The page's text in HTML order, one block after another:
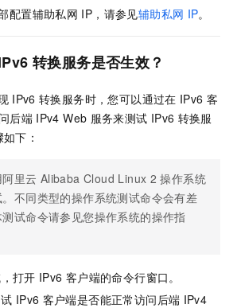
配置辅助私网 IP，请参见辅助私网 IP。
转换服务是否生效？
IPv6 转换服务时，您可以通过在 IPv6 客
后端 IPv4 Web 服务来测试 IPv6 转换服
下：
里云 Alibaba Cloud Linux 2 操作系统
不同类型的操作系统测试命令会有差
试命令请参见您操作系统的操作指
打开 IPv6 客户端的命令行窗口。
IPv6 客户端是否能正常访问后端 IPv4